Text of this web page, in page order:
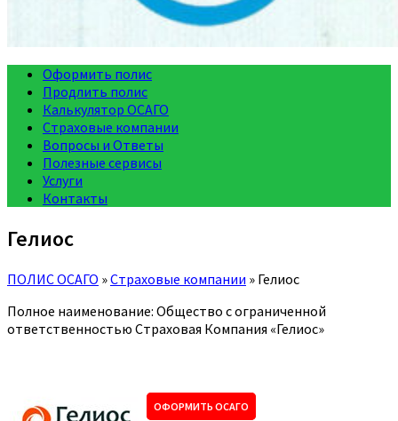
Оформить полис
Продлить полис
Калькулятор ОСАГО
Страховые компании
Вопросы и Ответы
Полезные сервисы
Услуги
Контакты
Гелиос
ПОЛИС ОСАГО »Страховые компании » Гелиос
Полное наименование: Общество с ограниченной
ответственностью Страховая Компания «Гелиос»
ОФОРМИТЬ ОСАГО